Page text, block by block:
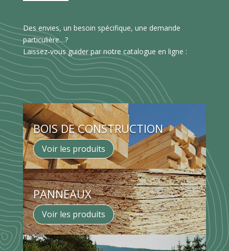
Des envies, un besoin spécifique, une demande
particulière…?
Laissez-vous guider par notre catalogue en ligne :
BOIS DE CONSTRUCTION
Voir les produits
PANNEAUX
Voir les produits